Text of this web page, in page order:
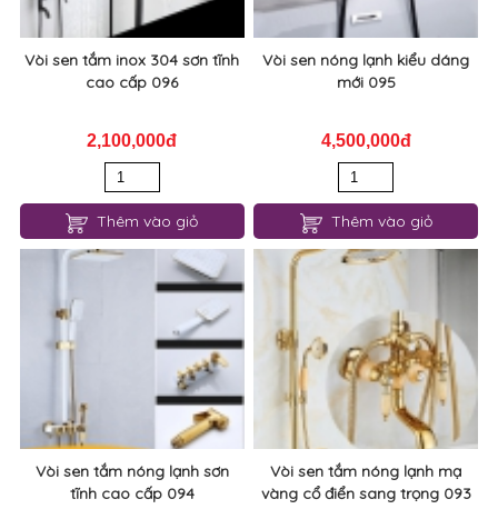
Vòi sen tắm inox 304 sơn tĩnh
cao cấp 096
2,100,000đ
Thêm vào giỏ
Vòi sen nóng lạnh kiểu dáng
mới 095
4,500,000đ
Thêm vào giỏ
Vòi sen tắm nóng lạnh sơn
tĩnh cao cấp 094
Vòi sen tắm nóng lạnh mạ
vàng cổ điển sang trọng 093